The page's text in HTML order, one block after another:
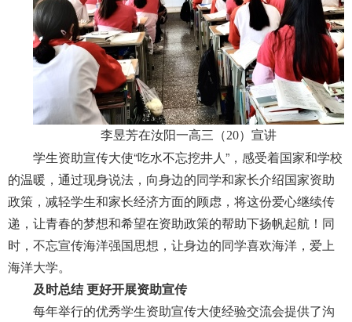
李昱芳在汝阳一高三（20）宣讲
学生资助宣传大使“吃水不忘挖井人”，感受着国家和学校
的温暖，通过现身说法，向身边的同学和家长介绍国家资助
政策，减轻学生和家长经济方面的顾虑，将这份爱心继续传
递，让青春的梦想和希望在资助政策的帮助下扬帆起航！同
时，不忘宣传海洋强国思想，让身边的同学喜欢海洋，爱上
海洋大学。
及时总结 更好开展资助宣传
每年举行的优秀学生资助宣传大使经验交流会提供了沟